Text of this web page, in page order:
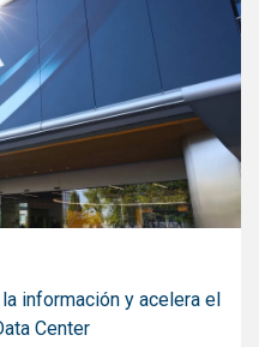
información y acelera el
Center